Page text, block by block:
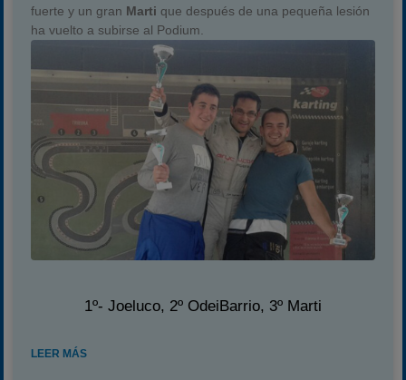
fuerte y un gran Marti que después de una pequeña lesión
ha vuelto a subirse al Podium.
1º- Joeluco, 2º OdeiBarrio, 3º Marti
LEER MÁS